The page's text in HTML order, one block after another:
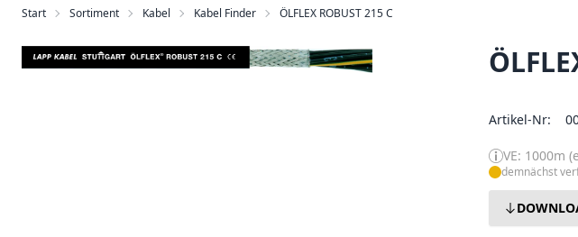
Start Sortiment Kabel Kabel Finder ÖLFLEX ROBUST 215 C
Artikel-Nr:
VE: 1000m
demnächst